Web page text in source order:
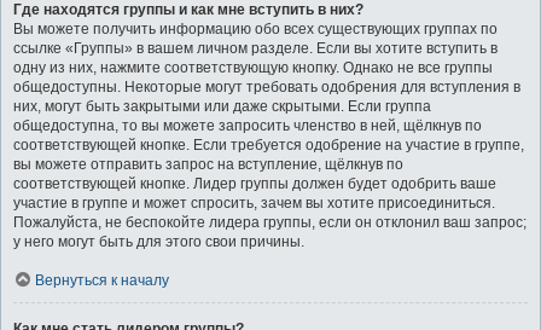
Где находятся группы и как мне вступить в них?
Вы можете получить информацию обо всех существующих группах по
ссылке «Группы» в вашем личном разделе. Если вы хотите вступить в
одну из них, нажмите соответствующую кнопку. Однако не все группы
общедоступны. Некоторые могут требовать одобрения для вступления в
них, могут быть закрытыми или даже скрытыми. Если группа
общедоступна, то вы можете запросить членство в ней, щёлкнув по
соответствующей кнопке. Если требуется одобрение на участие в группе,
вы можете отправить запрос на вступление, щёлкнув по
соответствующей кнопке. Лидер группы должен будет одобрить ваше
участие в группе и может спросить, зачем вы хотите присоединиться.
Пожалуйста, не беспокойте лидера группы, если он отклонил ваш запрос;
у него могут быть для этого свои причины.
Вернуться к началу